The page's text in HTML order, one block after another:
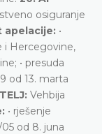
osiguranje
apelacije: •
i Hercegovine,
• presuda
od 13. marta
Vehbija
• rješenje
od 8. juna